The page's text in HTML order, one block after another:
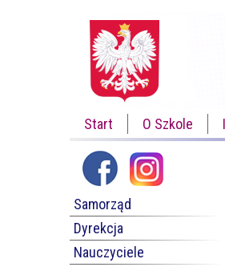
Start O Szkole
Samorząd
Dyrekcja
Nauczyciele